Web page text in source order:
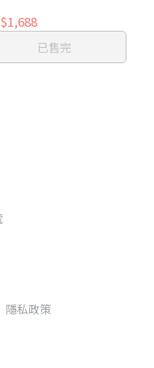
已售完
隱私政策